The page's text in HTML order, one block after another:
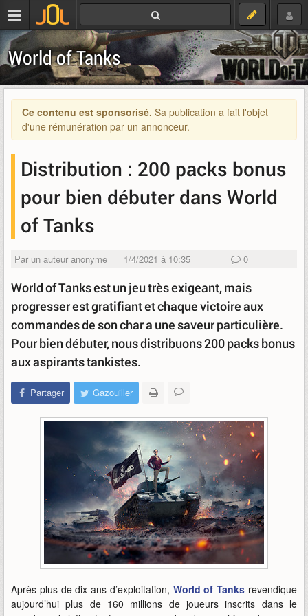
World of Tanks
Ce contenu est sponsorisé. Sa publication a fait l'objet
d'une rémunération par un annonceur.
Distribution : 200 packs bonus
pour bien débuter dans World
of Tanks
Par un auteur anonyme 1/4/2021 à 10:35 0
World of Tanks est un jeu très exigeant, mais
progresser est gratifiant et chaque victoire aux
commandes de son char a une saveur particulière.
Pour bien débuter, nous distribuons 200 packs bonus
aux aspirants tankistes.
Partager Gazouiller
Après plus de dix ans d’exploitation, World of Tanks revendique
aujourd’hui plus de 160 millions de joueurs inscrits dans le